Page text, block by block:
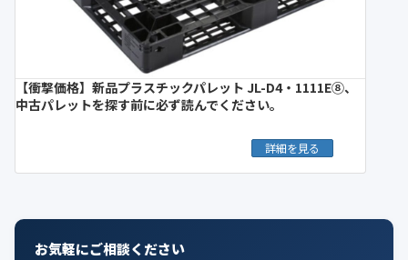
【衝撃価格】新品プラスチックパレット JL-D4・1111E⑧、
中古パレットを探す前に必ず読んでください。
詳細を見る
お気軽にご相談ください